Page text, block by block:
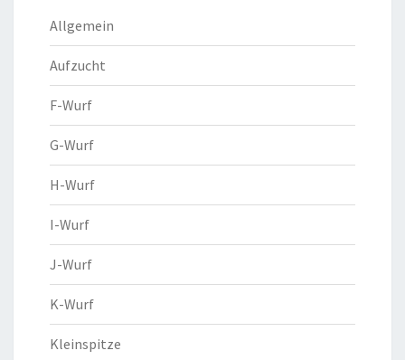
Allgemein
Aufzucht
F-Wurf
G-Wurf
H-Wurf
I-Wurf
J-Wurf
K-Wurf
Kleinspitze